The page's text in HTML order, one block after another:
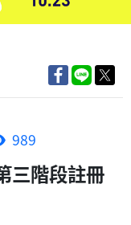
989
三階段註冊